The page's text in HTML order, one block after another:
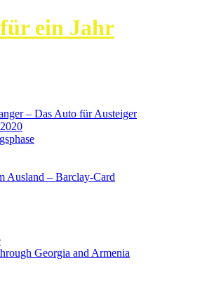
ein Jahr
– Das Auto für Austeiger
Ausland – Barclay-Card
Georgia and Armenia